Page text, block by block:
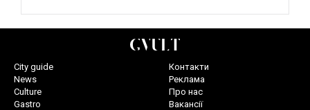
City guide
News
Culture
Gastro
Контакти
Реклама
Про нас
Вакансії